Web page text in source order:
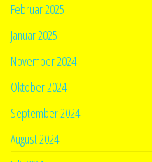
Februar 2025
Januar 2025
November 2024
Oktober 2024
September 2024
August 2024